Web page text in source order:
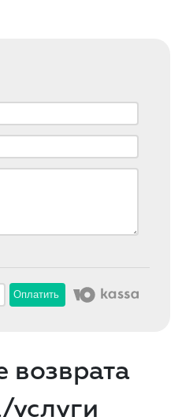
Оплатить
возврата
услуги